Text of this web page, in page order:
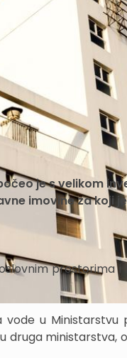
je s velikom
imovine za koji
prostorima i
u
ministarstva,